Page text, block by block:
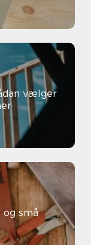
vælger
og små